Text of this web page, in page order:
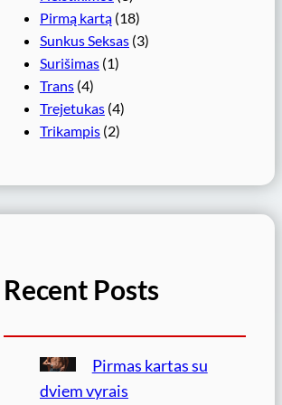
Pirmą kartą (18)
Sunkus Seksas (3)
Surišimas (1)
Trans (4)
Trejetukas (4)
Trikampis (2)
Recent Posts
Pirmas kartas su
dviem vyrais